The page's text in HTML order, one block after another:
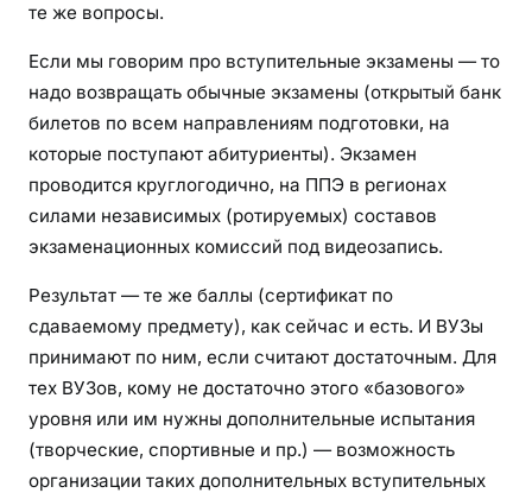
те же вопросы.
Если мы говорим про вступительные экзамены — то
надо возвращать обычные экзамены (открытый банк
билетов по всем направлениям подготовки, на
которые поступают абитуриенты). Экзамен
проводится круглогодично, на ППЭ в регионах
силами независимых (ротируемых) составов
экзаменационных комиссий под видеозапись.
Результат — те же баллы (сертификат по
сдаваемому предмету), как сейчас и есть. И ВУЗы
принимают по ним, если считают достаточным. Для
тех ВУЗов, кому не достаточно этого «базового»
уровня или им нужны дополнительные испытания
(творческие, спортивные и пр.) — возможность
организации таких дополнительных вступительных